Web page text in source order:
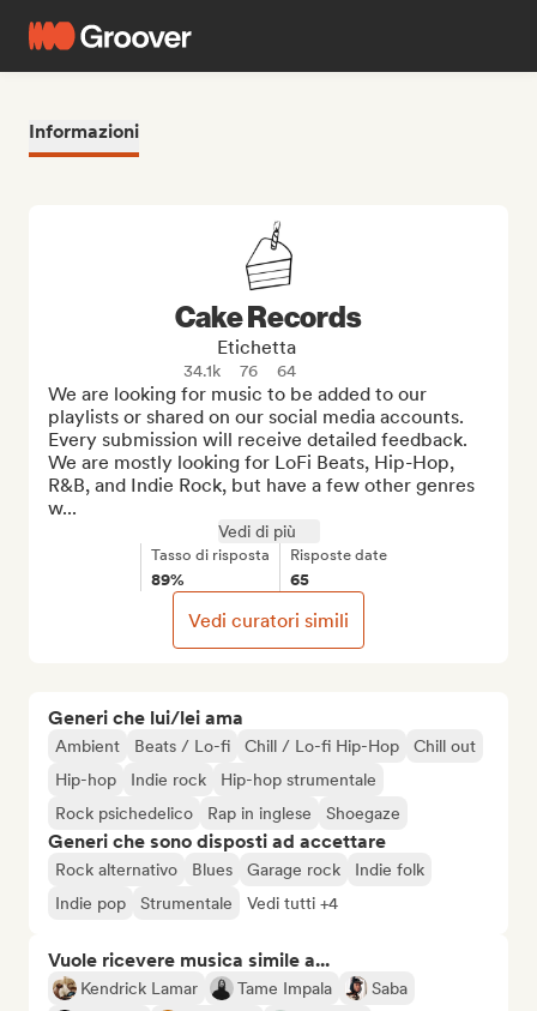
Informazioni
Generi che lui/lei ama
Ambient Beats / Lo-fi Chill / Lo-fi Hip-Hop
Chill out
Hip-hop
Indie rock
Hip-hop strumentale
Rock psichedelico
Rap in inglese Shoegaze
Generi che sono disposti ad accettare
Rock alternativo Blues Garage rock
Indie folk
Indie pop
Strumentale Vedi tutti +4
Vuole ricevere musica simile a...
Kendrick Lamar Tame Impala
Saba
Cake Records
Etichetta
34.1k 76 64
We are looking for music to be added to our
playlists or shared on our social media accounts.
Every submission will receive detailed feedback.
We are mostly looking for LoFi Beats, Hip-Hop,
R&B, and Indie Rock, but have a few other genres
w...
Vedi di più
Tasso di risposta
89%
Risposte date
65
Vedi curatori simili